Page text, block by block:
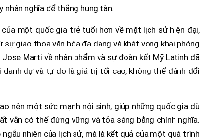
nhân nghĩa để thắng hung tàn.
một quốc gia trẻ tuổi hơn về mặt lịch sử hiện đại,
giao thoa văn hóa đa dạng và khát vọng khai phóng
Marti về nhân phẩm và sự đoàn kết Mỹ Latinh đã
dự và tự do là giá trị tối cao, không thể đánh đổi
nên một sức mạnh nội sinh, giúp những quốc gia dù
vẫn có thể đứng vững và tỏa sáng bằng chính nghĩa.
nhiên của lịch sử, mà là kết quả của một quá trình